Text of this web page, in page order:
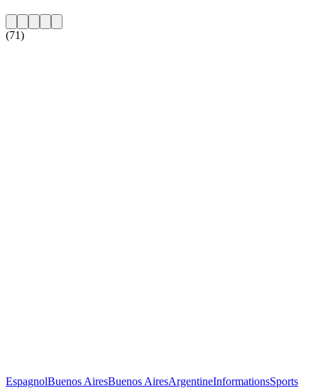
(71)
EspagnolBuenos AiresBuenos AiresArgentineInformationsSports